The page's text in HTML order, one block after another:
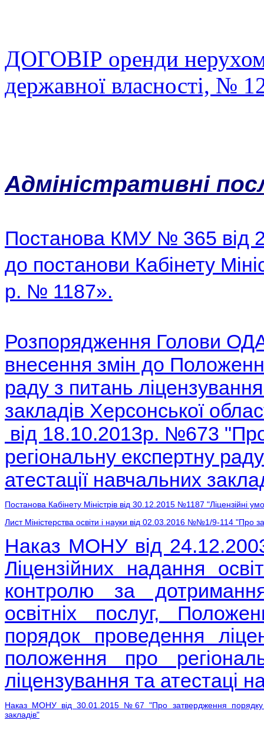
ДОГОВІР оренди
державної власності, №
Адміністративні
Постанова КМУ № 365 від
до постанови Кабінету
р. № 1187».
Розпорядження Голови
внесення змін до
раду з питань
закладів Херсонської
від 18.10.2013р. №673
регіональну експертну
атестації навчальних
Постанова Кабінету Міністрів від 30.12.2015 №1187 "Ліцензійні
Лист Міністерства освіти і науки від 02.03.2016 №№1/9-114 "Про
Наказ МОНУ від
Ліцензійних надання
контролю за
освітніх послуг,
порядок проведення
положення про
ліцензування та атестаці
Наказ МОНУ від 30.01.2015 №67 "Про затвердження порядку
закладів"